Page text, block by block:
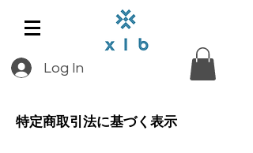
Log In
特定商取引法に基づく表示